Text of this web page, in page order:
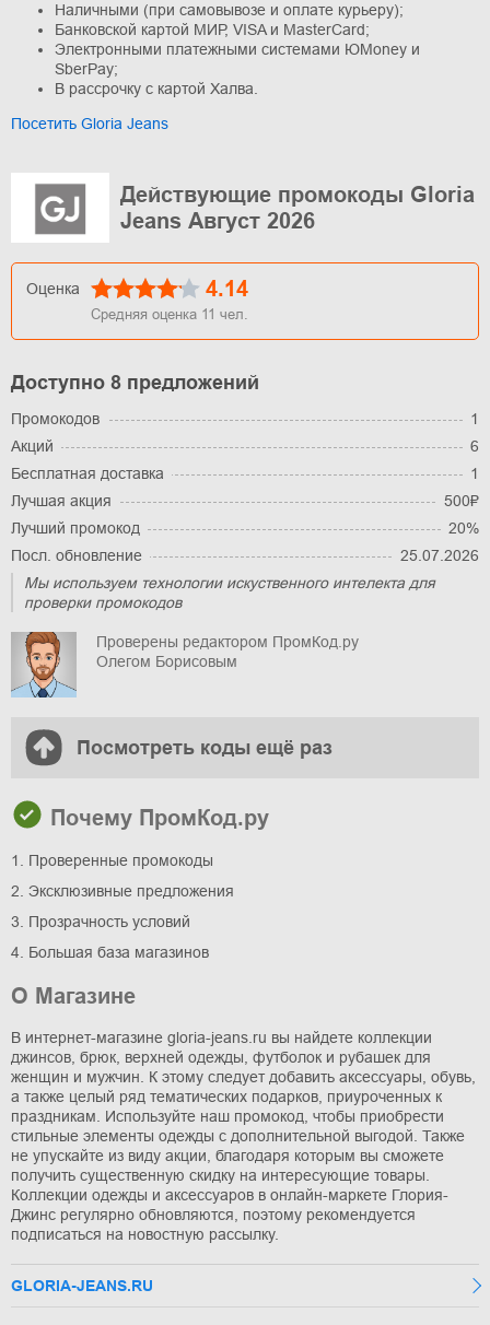
Наличными (при самовывозе и оплате курьеру);
Банковской картой МИР, VISA и MasterCard;
Электронными платежными системами ЮMoney и
SberPay;
В рассрочку с картой Халва.
Посетить Gloria Jeans
Действующие промокоды Gloria
Jeans Август 2026
Оценка 4.14
Средняя оценка 11 чел.
Доступно 8 предложений
Промокодов
1
Акций
6
Бесплатная доставка
1
Лучшая акция
500₽
Лучший промокод
20%
Посл. обновление
25.07.2026
Мы используем технологии искуственного интелекта для
проверки промокодов
Проверены редактором ПромКод.ру
Олегом Борисовым
Посмотреть коды ещё раз
Почему ПромКод.ру
1. Проверенные промокоды
2. Эксклюзивные предложения
3. Прозрачность условий
4. Большая база магазинов
О Магазине
В интернет-магазине gloria-jeans.ru вы найдете коллекции
джинсов, брюк, верхней одежды, футболок и рубашек для
женщин и мужчин. К этому следует добавить аксессуары, обувь,
а также целый ряд тематических подарков, приуроченных к
праздникам. Используйте наш промокод, чтобы приобрести
стильные элементы одежды с дополнительной выгодой. Также
не упускайте из виду акции, благодаря которым вы сможете
получить существенную скидку на интересующие товары.
Коллекции одежды и аксессуаров в онлайн-маркете Глория-
Джинс регулярно обновляются, поэтому рекомендуется
подписаться на новостную рассылку.
GLORIA-JEANS.RU